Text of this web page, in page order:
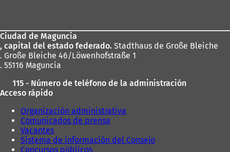
pies
Ciudad de Maguncia
, capital del estado federado. Stadthaus de Große Bleiche
. Große Bleiche 46/Löwenhofstraße 1
. 55116 Maguncia
115 - Número de teléfono de la administración
Acceso rápido
Organización administrativa
Comunicados de prensa
Vacantes
Sistema de información del Consejo
Concursos públicos